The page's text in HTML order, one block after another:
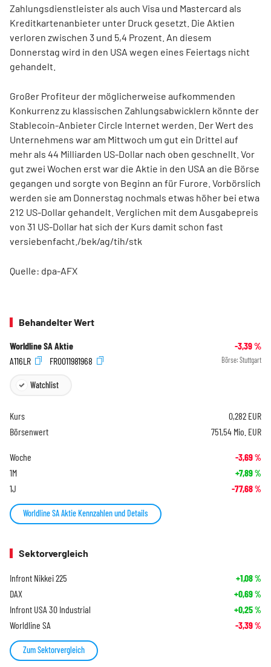
Zahlungsdienstleister als auch Visa und Mastercard als
Kreditkartenanbieter unter Druck gesetzt. Die Aktien
verloren zwischen 3 und 5,4 Prozent. An diesem
Donnerstag wird in den USA wegen eines Feiertags nicht
gehandelt.
Großer Profiteur der möglicherweise aufkommenden
Konkurrenz zu klassischen Zahlungsabwicklern könnte der
Stablecoin-Anbieter Circle Internet werden. Der Wert des
Unternehmens war am Mittwoch um gut ein Drittel auf
mehr als 44 Milliarden US-Dollar nach oben geschnellt. Vor
gut zwei Wochen erst war die Aktie in den USA an die Börse
gegangen und sorgte von Beginn an für Furore. Vorbörslich
werden sie am Donnerstag nochmals etwas höher bei etwa
212 US-Dollar gehandelt. Verglichen mit dem Ausgabepreis
von 31 US-Dollar hat sich der Kurs damit schon fast
versiebenfacht./bek/ag/tih/stk
Quelle: dpa-AFX
Behandelter Wert
Worldline SA Aktie -3,39%
A116LR
FR0011981968 Börse: Stuttgart
Watchlist
Kurs 0,282 EUR
Börsenwert
751,54 Mio. EUR
Woche -3,69%
1M +7,89%
1J -77,68%
Worldline SA Aktie Kennzahlen und Details
Sektorvergleich
Infront Nikkei 225 +1,08%
DAX +0,69%
Infront USA 30 Industrial +0,25%
Worldline SA -3,39%
Zum Sektorvergleich